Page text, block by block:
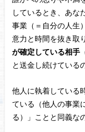
しているとき、あな
事業（＝自分の人生
意力と時間を抜き取り
が確定している相手
と送金し続けている
他人に執着している
ている（他人の事業
る）」ことと同義な